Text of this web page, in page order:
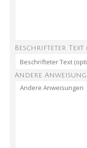
Beschrifteter Text
Andere